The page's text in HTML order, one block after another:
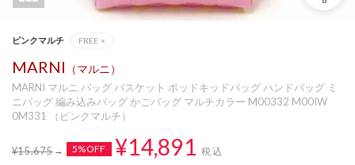
ピンクマルチ FREE ×
MARNI （マルニ）
MARNI マルニ バッグ バスケット ポッドキッドバッグ ハンドバッグ ミ
ニバッグ 編み込みバッグ かごバッグ マルチカラー M00332 M00IW
0M331 （ピンクマルチ）
¥15,675 5%OFF ¥14,891 税込